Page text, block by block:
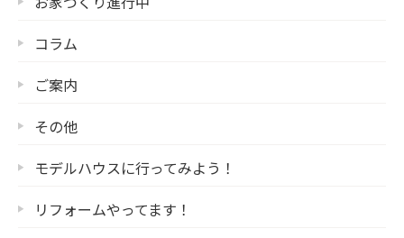
コラム
ご案内
その他
モデルハウスに行ってみよう！
リフォームやってます！